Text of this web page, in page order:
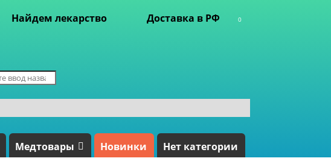
Найдем лекарство Доставка в РФ 0
Медтовары Новинки Нет категории